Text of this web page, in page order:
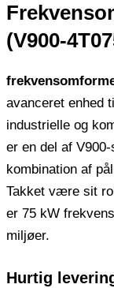
(V900-
avanceret enhed
industrielle og
er en del af
kombination af
Takket være sit
er 75 kW
miljøer.
Hurtig